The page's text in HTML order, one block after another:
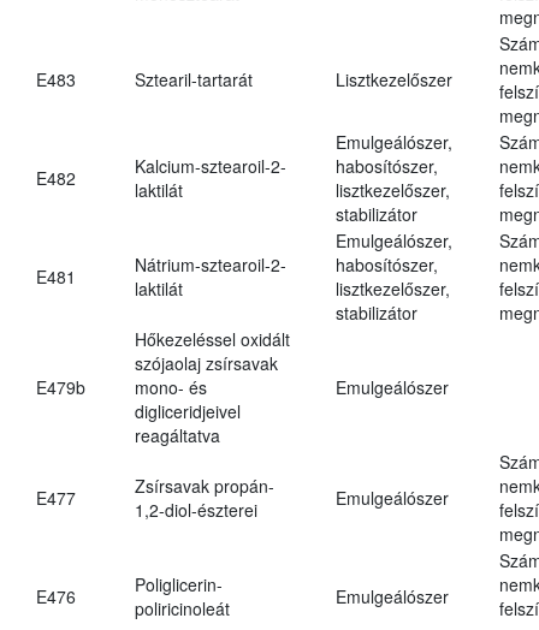
E483 Sztearil-tartarát Lisztkezelőszer
E482
Kalcium-sztearoil-2-
laktilát
Emulgeálószer,
habosítószer,
lisztkezelőszer,
stabilizátor
E481
Nátrium-sztearoil-2-
laktilát
Emulgeálószer,
habosítószer,
lisztkezelőszer,
stabilizátor
E479b
Hőkezeléssel oxidált
szójaolaj zsírsavak
mono- és
digliceridjeivel
reagáltatva
Emulgeálószer
E477
Zsírsavak propán-
1,2-diol-észterei
Emulgeálószer
E476
Poliglicerin-
poliricinoleát
Emulgeálószer